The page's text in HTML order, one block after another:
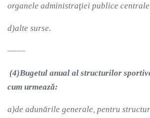
organele administraţiei publice
d)alte surse.
––––
(4)Bugetul anual al structurilor
cum urmează:
a)de adunările generale, pentru